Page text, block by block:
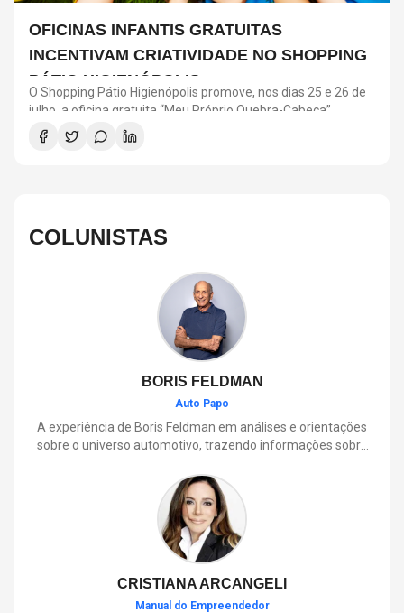
OFICINAS INFANTIS GRATUITAS
INCENTIVAM CRIATIVIDADE NO SHOPPING
PÁTIO HIGIENÓPOLIS
O Shopping Pátio Higienópolis promove, nos dias 25 e 26 de
julho, a oficina gratuita “Meu Próprio Quebra-Cabeça”,
voltada para crianças a partir de 4 anos. A atividade faz
parte da programação “Menos Telas, Mais Imaginação” e
COLUNISTAS
BORIS FELDMAN
Auto Papo
A experiência de Boris Feldman em análises e orientações
sobre o universo automotivo, trazendo informações sobre
que envolve o dia a dia dos motoristas.
CRISTIANA ARCANGELI
Manual do Empreendedor